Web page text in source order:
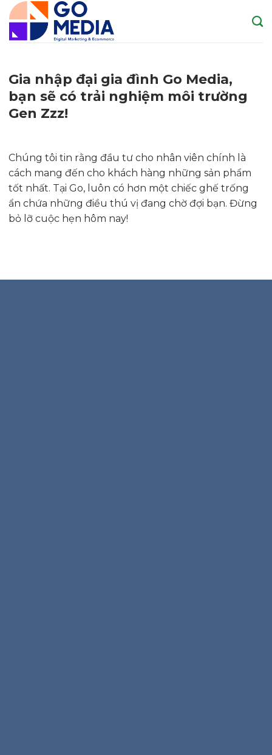
Skip
to
content
Gia nhập đại gia đình Go Media,
bạn sẽ có trải nghiệm môi trường
Gen Zzz!
Chúng tôi tin rằng đầu tư cho nhân viên chính là
cách mang đến cho khách hàng những sản phẩm
tốt nhất. Tại Go, luôn có hơn một chiếc ghế trống
ẩn chứa những điều thú vị đang chờ đợi bạn. Đừng
bỏ lỡ cuộc hẹn hôm nay!